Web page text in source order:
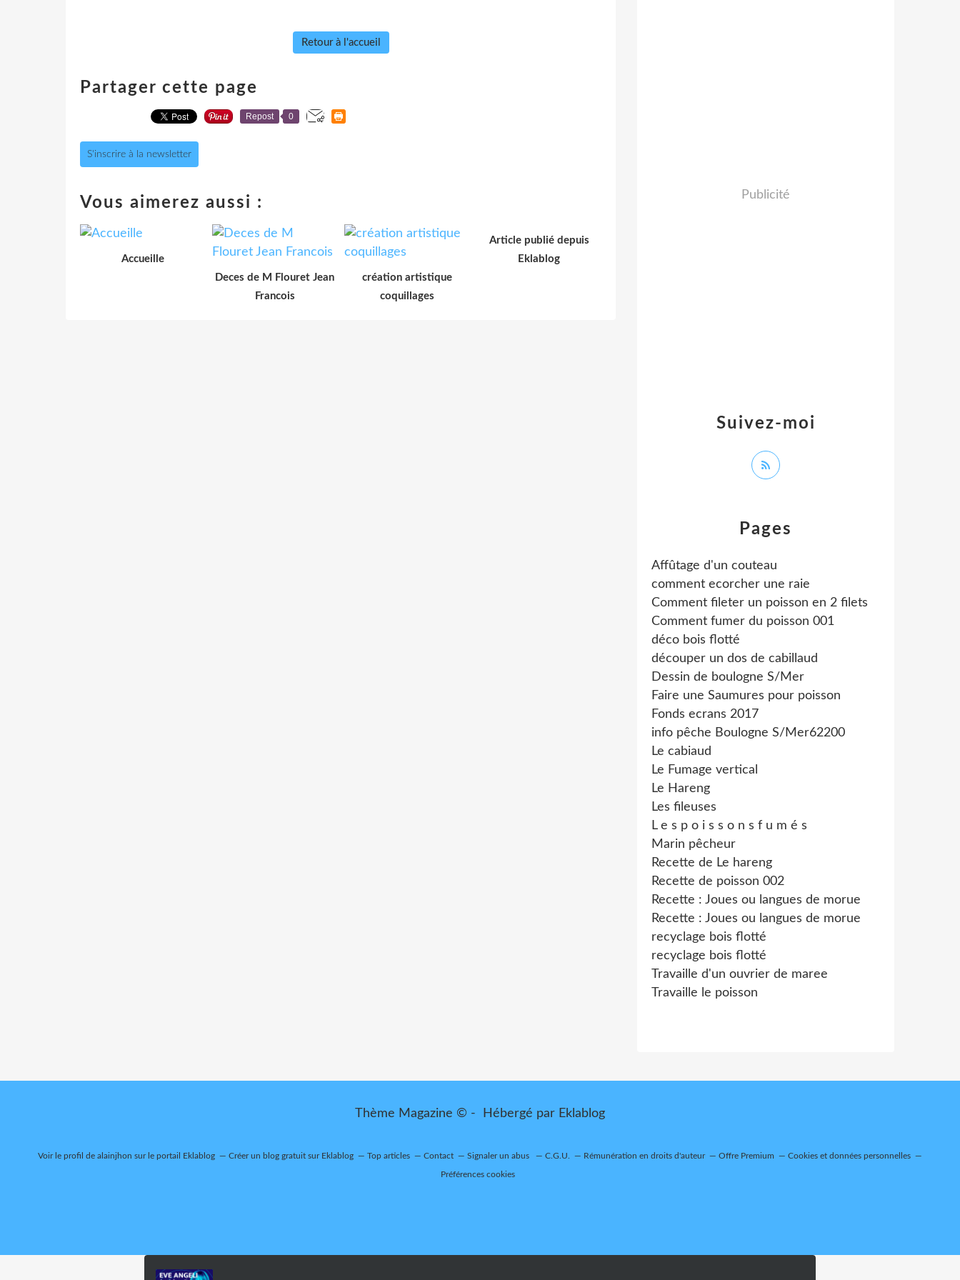
Retour à l'accueil
Partager cette page
Repost 0
S'inscrire à la newsletter
Vous aimerez aussi :
Accueille
Deces de M Flouret Jean
Francois
création artistique
coquillages
Article publié depuis
Eklablog
Pages
Affûtage d'un couteau
comment ecorcher une raie
Comment fileter un poisson en 2 filets
Comment fumer du poisson 001
déco bois flotté
découper un dos de cabillaud
Dessin de boulogne S/Mer
Faire une Saumures pour poisson
Fonds ecrans 2017
info pêche Boulogne S/Mer62200
Le cabiaud
Le Fumage vertical
Le Hareng
Les fileuses
L e s p o i s s o n s f u m é s
Marin pêcheur
Recette de Le hareng
Recette de poisson 002
Recette : Joues ou langues de morue
Recette : Joues ou langues de morue
recyclage bois flotté
recyclage bois flotté
Travaille d'un ouvrier de maree
Travaille le poisson
Suivez-moi
Publicité
Thème Magazine © - Hébergé par Eklablog
Voir le profil de alainjhon sur le portail Eklablog Créer un blog gratuit sur Eklablog Top articles Contact Signaler un abus C.G.U. Rémunération en droits d'auteur Offre Premium Cookies et données personnelles
Préférences cookies